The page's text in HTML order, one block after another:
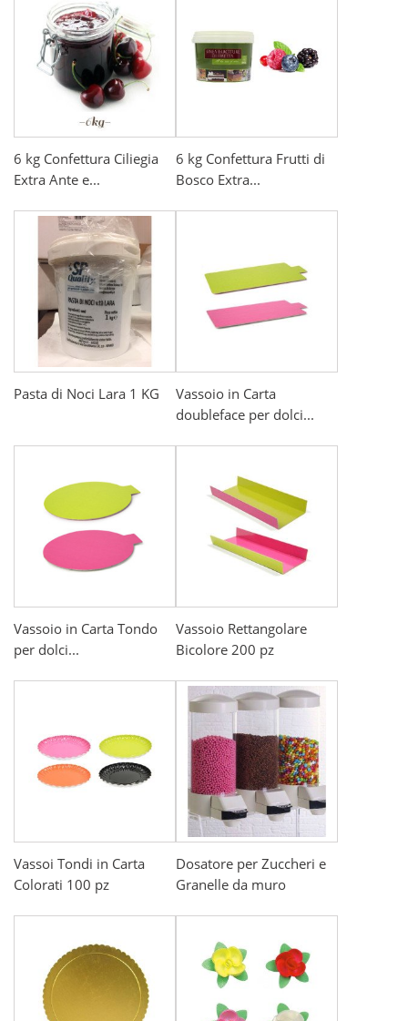
6 kg Confettura Ciliegia
Extra Ante e...
6 kg Confettura Frutti di
Bosco Extra...
Pasta di Noci Lara 1 KG
Vassoio in Carta
doubleface per dolci...
Vassoio in Carta Tondo
per dolci...
Vassoio Rettangolare
Bicolore 200 pz
Vassoi Tondi in Carta
Colorati 100 pz
Dosatore per Zuccheri e
Granelle da muro